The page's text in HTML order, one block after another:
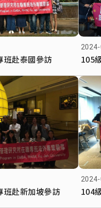
班赴泰國參訪 105
班赴新加坡參訪 104